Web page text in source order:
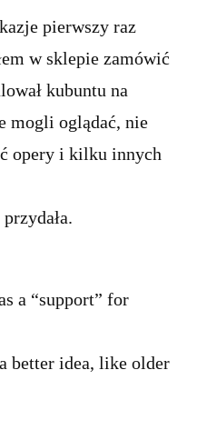
pierwszy raz
w sklepie zamówić
kubuntu na
mogli oglądać, nie
opery i kilku innych
a “support” for
better idea, like older